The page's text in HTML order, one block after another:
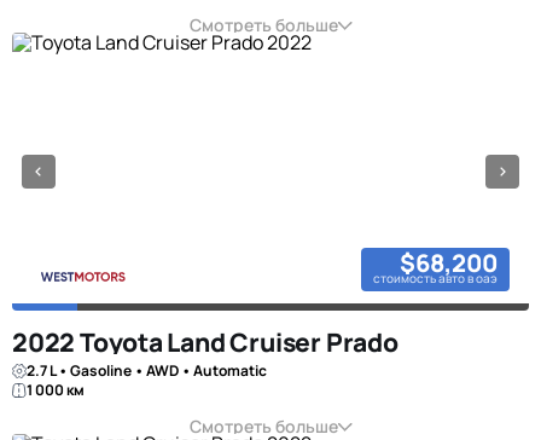
Смотреть больше
$68,200
стоимость авто в оаэ
2022 Toyota Land Cruiser Prado
2.7 L • Gasoline • AWD • Automatic
1 000 км
Смотреть больше